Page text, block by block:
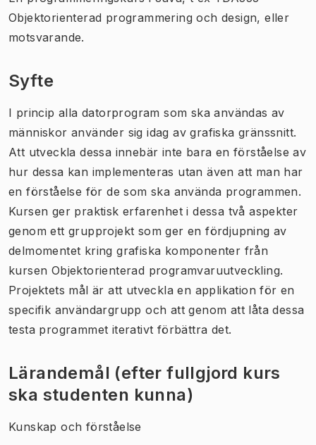
Objektorienterad programmering och design, eller
motsvarande.
Syfte
I princip alla datorprogram som ska användas av
människor använder sig idag av grafiska gränssnitt.
Att utveckla dessa innebär inte bara en förståelse av
hur dessa kan implementeras utan även att man har
en förståelse för de som ska använda programmen.
Kursen ger praktisk erfarenhet i dessa två aspekter
genom ett grupprojekt som ger en fördjupning av
delmomentet kring grafiska komponenter från
kursen Objektorienterad programvaruutveckling.
Projektets mål är att utveckla en applikation för en
specifik användargrupp och att genom att låta dessa
testa programmet iterativt förbättra det.
Lärandemål (efter fullgjord kurs
ska studenten kunna)
Kunskap och förståelse